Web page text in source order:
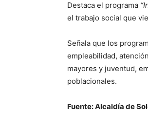
Destaca el programa
el trabajo social que
Señala que los
empleabilidad,
mayores y juventud,
poblacionales.
Fuente: Alcaldía de